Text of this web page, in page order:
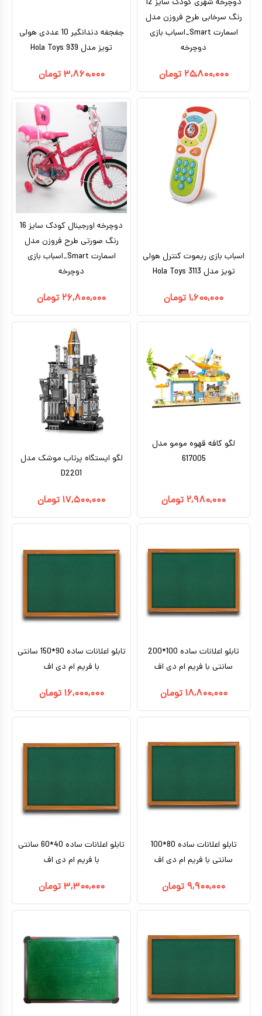
دوچرخه شهری کودک سایز 12
رنگ سرخابی طرح فروزن مدل
اسمارت Smart_اسباب بازی
دوچرخه
۲۵,۸۰۰,۰۰۰ تومان
جغجغه دندانگیر 10 عددی هولی
تویز مدل 939 Hola Toys
۳,۸۶۰,۰۰۰ تومان
اسباب بازی ریموت کنترل هولی
تویز مدل 3113 Hola Toys
۱,۶۰۰,۰۰۰ تومان
دوچرخه اورجینال کودک سایز 16
رنگ صورتی طرح فروزن مدل
اسمارت Smart_اسباب بازی
دوچرخه
۲۶,۸۰۰,۰۰۰ تومان
لگو کافه قهوه مومو مدل
617005
۲,۹۸۰,۰۰۰ تومان
لگو ایستگاه پرتاب موشک مدل
D2201
۱۷,۵۰۰,۰۰۰ تومان
تابلو اعلانات ساده 100*200
سانتی با فریم ام دی اف
۱۸,۸۰۰,۰۰۰ تومان
تابلو اعلانات ساده 90*150 سانتی
با فریم ام دی اف
۱۶,۰۰۰,۰۰۰ تومان
تابلو اعلانات ساده 80*100
سانتی با فریم ام دی اف
۹,۹۰۰,۰۰۰ تومان
تابلو اعلانات ساده 40*60 سانتی
با فریم ام دی اف
۳,۳۰۰,۰۰۰ تومان